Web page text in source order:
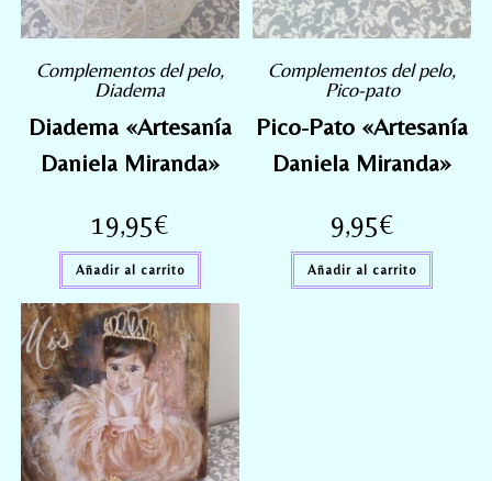
Complementos del pelo,
Diadema
Diadema «Artesanía
Daniela Miranda»
19,95€
Añadir al carrito
Complementos del pelo,
Pico-pato
Pico-Pato «Artesanía
Daniela Miranda»
9,95€
Añadir al carrito